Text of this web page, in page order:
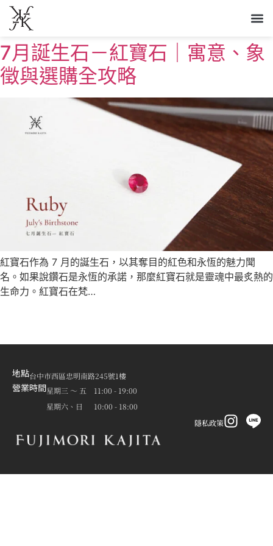
7月誕生石－紅寶石｜寓意、象
徵與選購全攻略
紅寶石作為 7 月的誕生石，以其奪目的紅色和永恆的魅力聞
名。如果說鑽石是永恆的承諾，那麼紅寶石就是靈魂中最炙熱的
生命力。紅寶石在梵…
地點台中市西區忠明南路245號1樓
營業時間星期三 ～ 五 11:00 - 19:00
星期六、日 10:00 - 18:00
隱私政策